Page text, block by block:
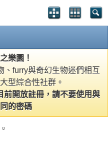
樂園！
、furry與奇幻生物迷們相互
型綜合性社群。
前開放註冊，請不要使用與
的密碼